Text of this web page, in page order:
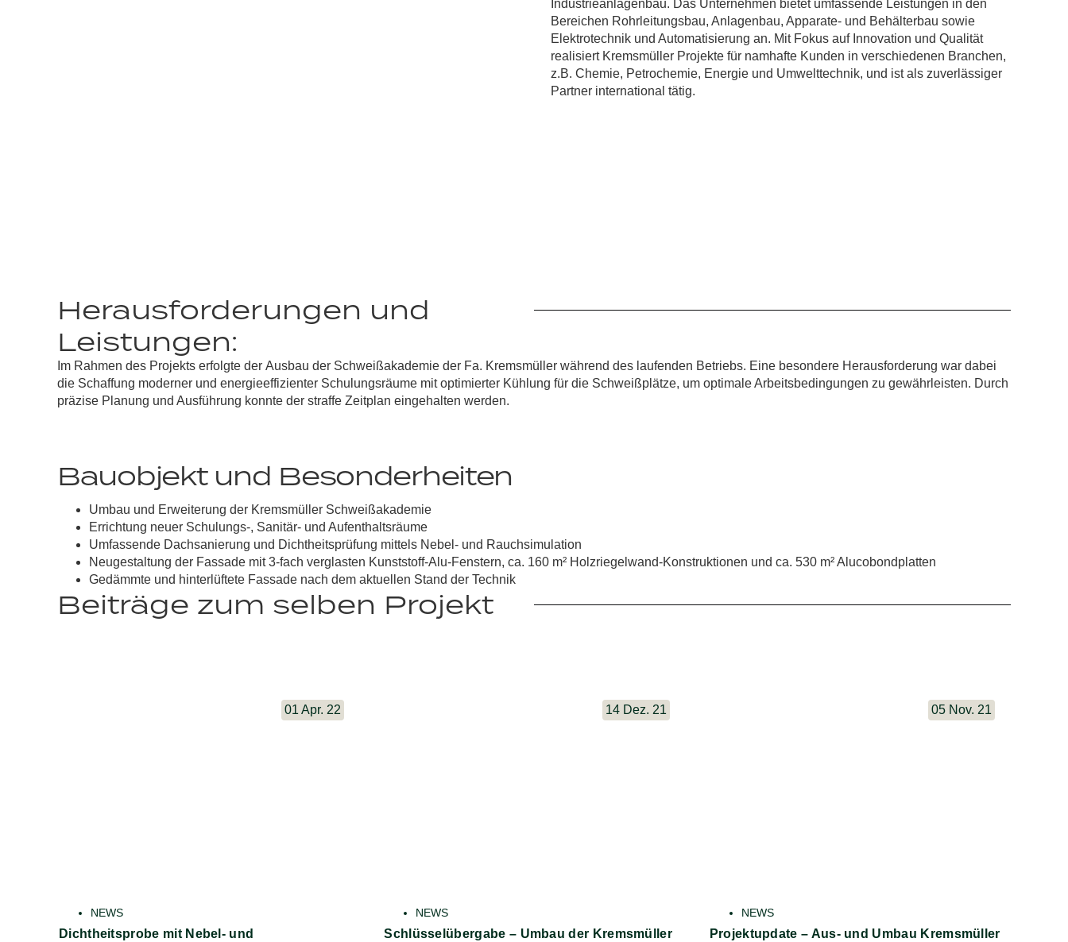
Industrieanlagenbau. Das Unternehmen bietet umfassende Leistungen in den
Bereichen Rohrleitungsbau, Anlagenbau, Apparate- und Behälterbau sowie
Elektrotechnik und Automatisierung an. Mit Fokus auf Innovation und Qualität
realisiert Kremsmüller Projekte für namhafte Kunden in verschiedenen Branchen,
z.B. Chemie, Petrochemie, Energie und Umwelttechnik, und ist als zuverlässiger
Partner international tätig.
Herausforderungen und
Leistungen:
Im Rahmen des Projekts erfolgte der Ausbau der Schweißakademie der Fa. Kremsmüller während des laufenden Betriebs. Eine besondere Herausforderung war dabei
die Schaffung moderner und energieeffizienter Schulungsräume mit optimierter Kühlung für die Schweißplätze, um optimale Arbeitsbedingungen zu gewährleisten. Durch
präzise Planung und Ausführung konnte der straffe Zeitplan eingehalten werden.
Bauobjekt und Besonderheiten
Umbau und Erweiterung der Kremsmüller Schweißakademie
Errichtung neuer Schulungs-, Sanitär- und Aufenthaltsräume
Umfassende Dachsanierung und Dichtheitsprüfung mittels Nebel- und Rauchsimulation
Neugestaltung der Fassade mit 3-fach verglasten Kunststoff-Alu-Fenstern, ca. 160 m² Holzriegelwand-Konstruktionen und ca. 530 m² Alucobondplatten
Gedämmte und hinterlüftete Fassade nach dem aktuellen Stand der Technik
Beiträge zum selben Projekt
01 Apr. 22
NEWS
Dichtheitsprobe mit Nebel- und
14 Dez. 21
NEWS
Schlüsselübergabe – Umbau der Kremsmüller
05 Nov. 21
NEWS
Projektupdate – Aus- und Umbau Kremsmüller